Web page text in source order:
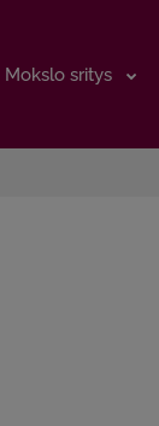
Mokslo sritys
Mokslo sritys